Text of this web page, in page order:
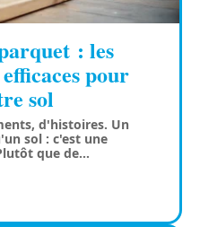
: les
pour
sol
d'histoires. Un
sol : c'est une
que de…